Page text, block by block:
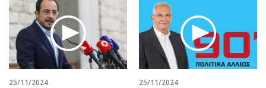
25/11/2024 25/11/2024